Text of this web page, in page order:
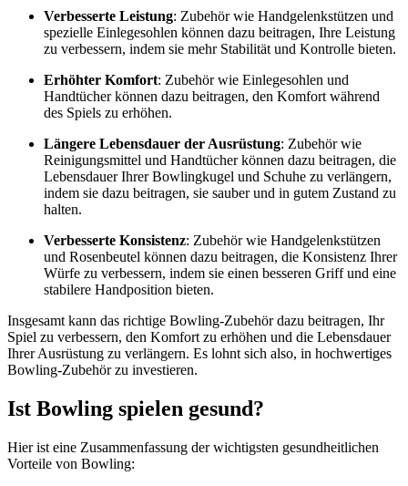
Verbesserte Leistung: Zubehör wie Handgelenkstützen und
spezielle Einlegesohlen können dazu beitragen, Ihre Leistung
zu verbessern, indem sie mehr Stabilität und Kontrolle bieten.
Erhöhter Komfort: Zubehör wie Einlegesohlen und
Handtücher können dazu beitragen, den Komfort während
des Spiels zu erhöhen.
Längere Lebensdauer der Ausrüstung: Zubehör wie
Reinigungsmittel und Handtücher können dazu beitragen, die
Lebensdauer Ihrer Bowlingkugel und Schuhe zu verlängern,
indem sie dazu beitragen, sie sauber und in gutem Zustand zu
halten.
Verbesserte Konsistenz: Zubehör wie Handgelenkstützen
und Rosenbeutel können dazu beitragen, die Konsistenz Ihrer
Würfe zu verbessern, indem sie einen besseren Griff und eine
stabilere Handposition bieten.
Insgesamt kann das richtige Bowling-Zubehör dazu beitragen, Ihr
Spiel zu verbessern, den Komfort zu erhöhen und die Lebensdauer
Ihrer Ausrüstung zu verlängern. Es lohnt sich also, in hochwertiges
Bowling-Zubehör zu investieren.
Ist Bowling spielen gesund?
Hier ist eine Zusammenfassung der wichtigsten gesundheitlichen
Vorteile von Bowling: